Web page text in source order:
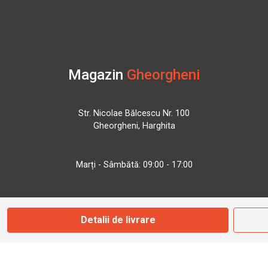
Detalii de livrare
Magazin Gheorgheni
Str. Nicolae Bălcescu Nr. 100
Gheorgheni, Harghita
Marți - Sâmbătă: 09:00 - 17:00